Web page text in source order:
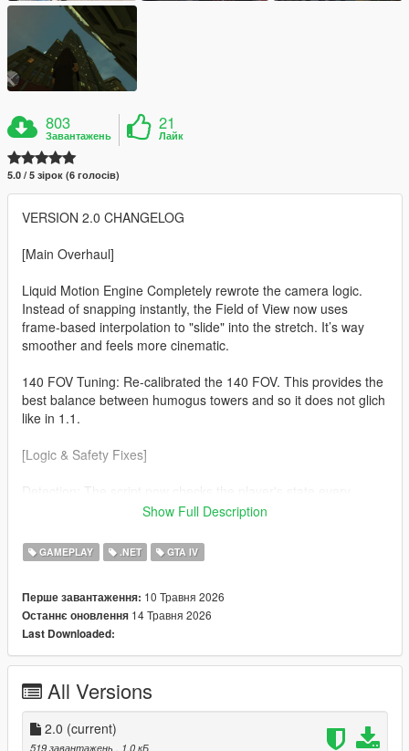
803
Завантажень
21
Лайк
5.0 / 5 зірок (6 голосів)
VERSION 2.0 CHANGELOG
[Main Overhaul]
Liquid Motion Engine Completely rewrote the camera logic.
Instead of snapping instantly, the Field of View now uses
frame-based interpolation to "slide" into the stretch. It’s way
smoother and feels more cinematic.
140 FOV Tuning: Re-calibrated the 140 FOV. This provides the
best balance between humogus towers and so it does not glich
like in 1.1.
[Logic & Safety Fixes]
frame. The effect will now automaticaly disable during
(soo much cleaner) If you fall or get hit the camera returns to
normal so you can see the impact.
v3.7.0 Nightly Optimization Refined the custom cmera hijack to
be more lightweight, ensuring zero FPS drop on the latest
suported ScriptHookVDotNet builds.
Show Full Description
GAMEPLAY .NET GTA IV
Перше завантаження: 10 Травня 2026
Останнє оновлення 14 Травня 2026
Last Downloaded:
All Versions
2.0 (current)
519 завантажень , 1,0 кБ